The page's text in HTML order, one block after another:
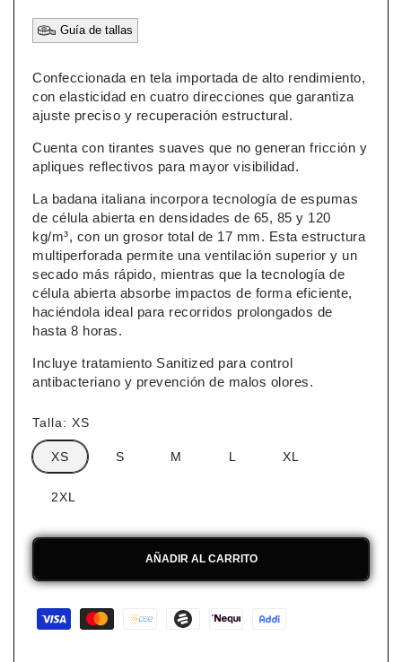
Guía de tallas
Confeccionada en tela importada de alto rendimiento,
con elasticidad en cuatro direcciones que garantiza
ajuste preciso y recuperación estructural.
Cuenta con tirantes suaves que no generan fricción y
apliques reflectivos para mayor visibilidad.
La badana italiana incorpora tecnología de espumas
de célula abierta en densidades de 65, 85 y 120
kg/m³, con un grosor total de 17 mm. Esta estructura
multiperforada permite una ventilación superior y un
secado más rápido, mientras que la tecnología de
célula abierta absorbe impactos de forma eficiente,
haciéndola ideal para recorridos prolongados de
hasta 8 horas.
Incluye tratamiento Sanitized para control
antibacteriano y prevención de malos olores.
Talla: XS
XS S M L XL
2XL
AÑADIR AL CARRITO
Formas
de